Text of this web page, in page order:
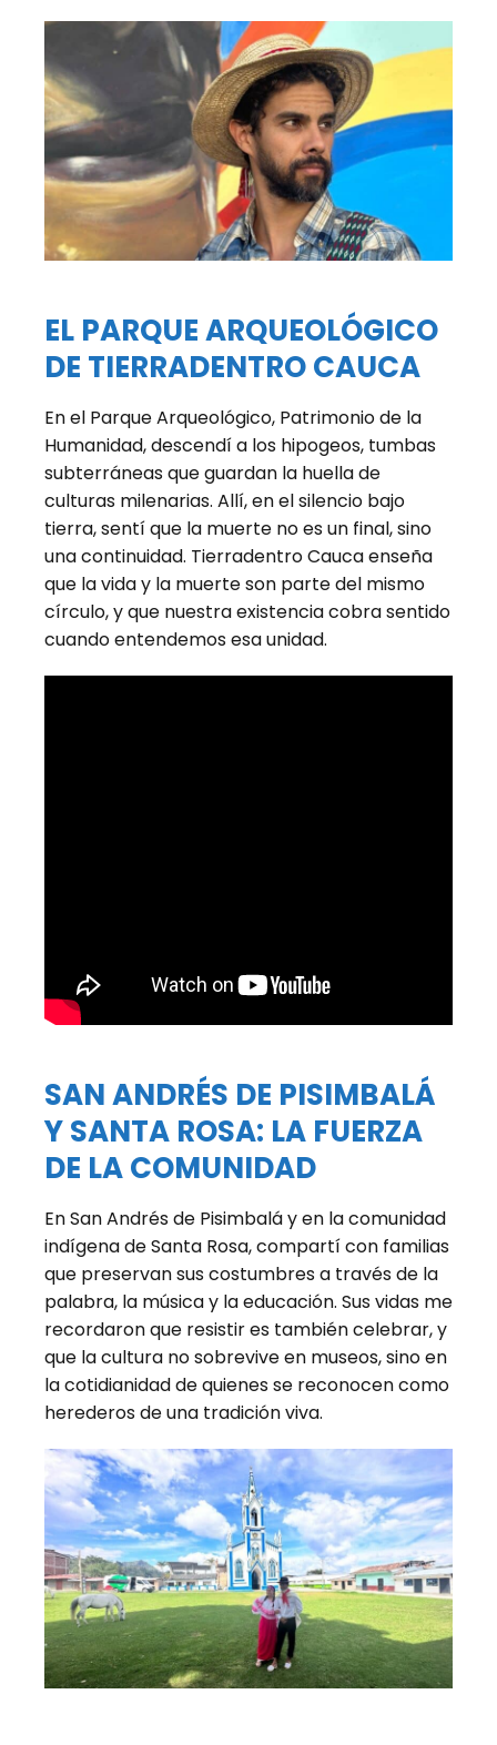
EL PARQUE ARQUEOLÓGICO
DE TIERRADENTRO CAUCA
En el Parque Arqueológico, Patrimonio de la
Humanidad, descendí a los hipogeos, tumbas
subterráneas que guardan la huella de
culturas milenarias. Allí, en el silencio bajo
tierra, sentí que la muerte no es un final, sino
una continuidad. Tierradentro Cauca enseña
que la vida y la muerte son parte del mismo
círculo, y que nuestra existencia cobra sentido
cuando entendemos esa unidad.
SAN ANDRÉS DE PISIMBALÁ
Y SANTA ROSA: LA FUERZA
DE LA COMUNIDAD
En San Andrés de Pisimbalá y en la comunidad
indígena de Santa Rosa, compartí con familias
que preservan sus costumbres a través de la
palabra, la música y la educación. Sus vidas me
recordaron que resistir es también celebrar, y
que la cultura no sobrevive en museos, sino en
la cotidianidad de quienes se reconocen como
herederos de una tradición viva.